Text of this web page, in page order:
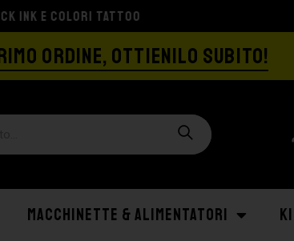
A PARTIRE DA €129
ORDINE, OTTIENILO SUBITO!
MACCHINETTE & ALIMENTATORI